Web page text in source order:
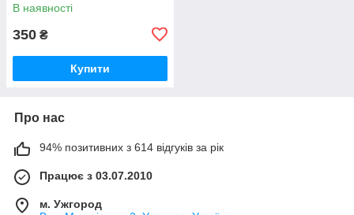
В наявності
350 ₴
Купити
Про нас
94% позитивних з 614 відгуків за рік
Працює з 03.07.2010
м. Ужгород